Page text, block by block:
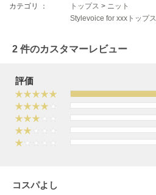
gelato pique
ジェラート ピケ キャットアンドドッグ
gelato pique Sleep
ジェラート ピケ スリープ
GRAMICCI
グラミチ
カテゴリ ： トップス > ニット
Stylevoice for xxxトップス
2 件のカスタマーレビュー
評価
コスパよし